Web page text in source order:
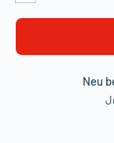
Neu